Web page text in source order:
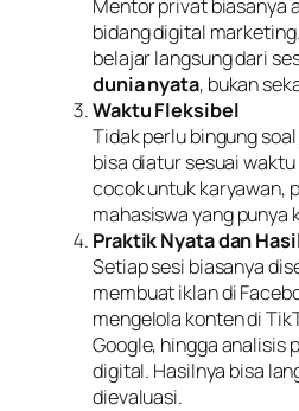
Mentor privat biasanya
bidang digital
belajar langsung dari
dunia nyata, bukan
Waktu Fleksibel
Tidak perlu bingung
bisa diatur sesuai
cocok untuk karyawan,
mahasiswa yang punya
Praktik Nyata dan
Setiap sesi biasanya
membuat iklan di
mengelola konten di
Google, hingga analisis
digital. Hasilnya bisa
dievaluasi.